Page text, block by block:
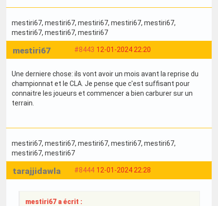
mestiri67, mestiri67, mestiri67, mestiri67, mestiri67,
mestiri67, mestiri67, mestiri67
#8443 12-01-2024 22:20
mestiri67
Une derniere chose: ils vont avoir un mois avant la reprise du
championnat et le CLA. Je pense que c'est suffisant pour
connaitre les joueurs et commencer a bien carburer sur un
terrain.
mestiri67, mestiri67, mestiri67, mestiri67, mestiri67,
mestiri67, mestiri67
#8444 12-01-2024 22:28
tarajjidawla
mestiri67 a écrit :